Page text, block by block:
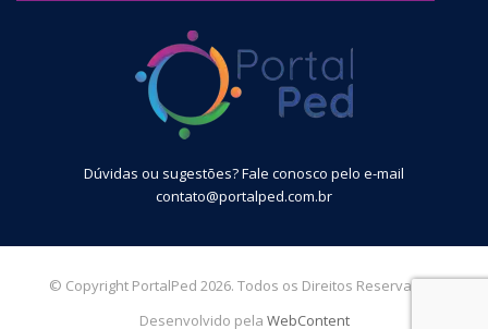
Dúvidas ou sugestões? Fale conosco pelo e-mail
contato@portalped.com.br
© Copyright PortalPed 2026. Todos os Direitos Reservados.
Desenvolvido pela WebContent